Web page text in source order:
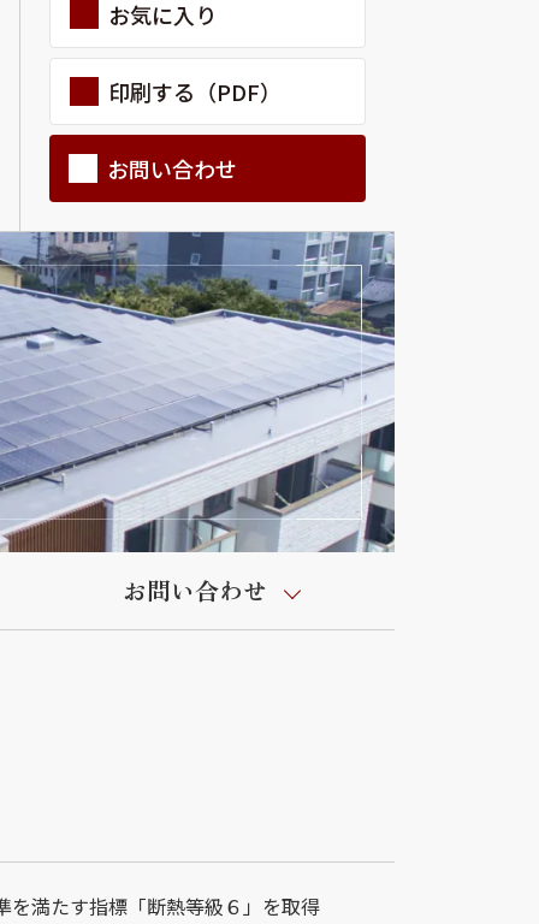
お気に入り
印刷する（PDF）
お問い合わせ
お問い合わせ
満たす指標「断熱等級６」を取得